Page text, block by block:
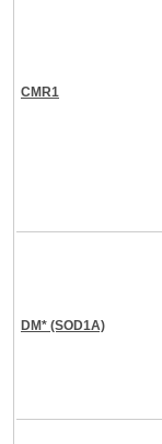
CMR1
DM* (SOD1A)